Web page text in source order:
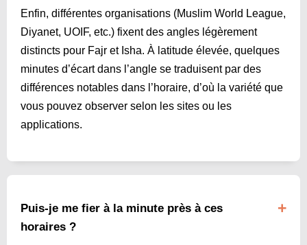
Enfin, différentes organisations (Muslim World League,
Diyanet, UOIF, etc.) fixent des angles légèrement
distincts pour Fajr et Isha. À latitude élevée, quelques
minutes d’écart dans l’angle se traduisent par des
différences notables dans l’horaire, d’où la variété que
vous pouvez observer selon les sites ou les
applications.
Puis-je me fier à la minute près à ces
horaires ?